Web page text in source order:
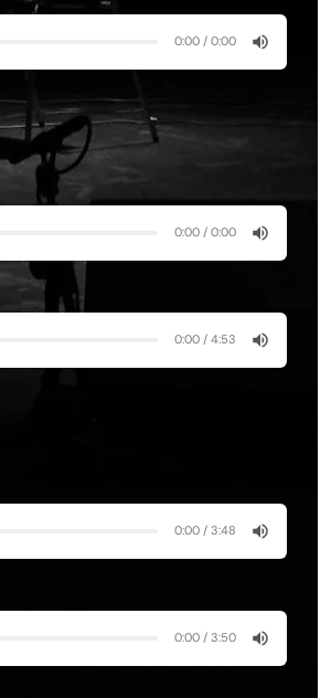
0:00 / 0:00
0:00 / 0:00
0:00 / 4:53
0:00 / 3:48
0:00 / 3:50